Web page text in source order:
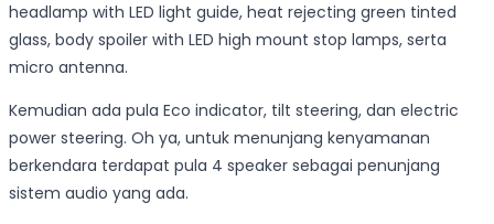
headlamp with LED light guide, heat rejecting green tinted
glass, body spoiler with LED high mount stop lamps, serta
micro antenna.
Kemudian ada pula Eco indicator, tilt steering, dan electric
power steering. Oh ya, untuk menunjang kenyamanan
berkendara terdapat pula 4 speaker sebagai penunjang
sistem audio yang ada.